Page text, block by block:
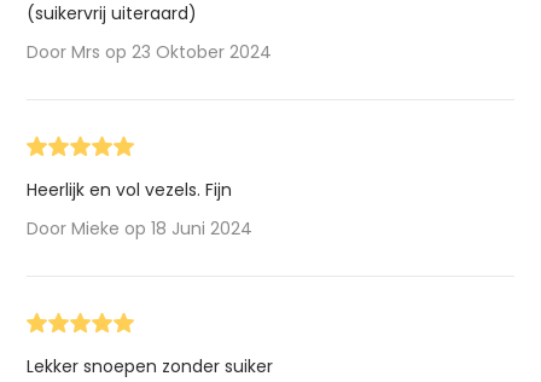
(suikervrij uiteraard)
Door Mrs op 23 Oktober 2024
Heerlijk en vol vezels. Fijn
Door Mieke op 18 Juni 2024
Lekker snoepen zonder suiker